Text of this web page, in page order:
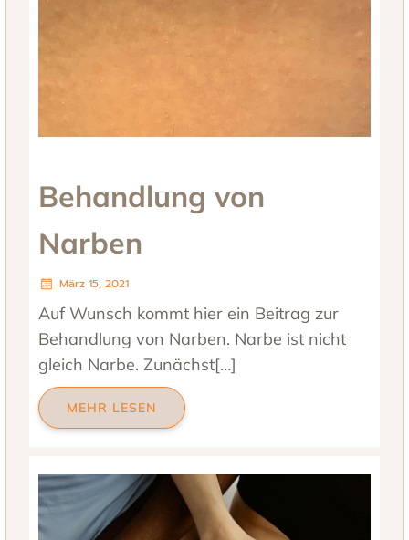
Behandlung von
Narben
März 15, 2021
Auf Wunsch kommt hier ein Beitrag zur
Behandlung von Narben. Narbe ist nicht
gleich Narbe. Zunächst[…]
MEHR LESEN